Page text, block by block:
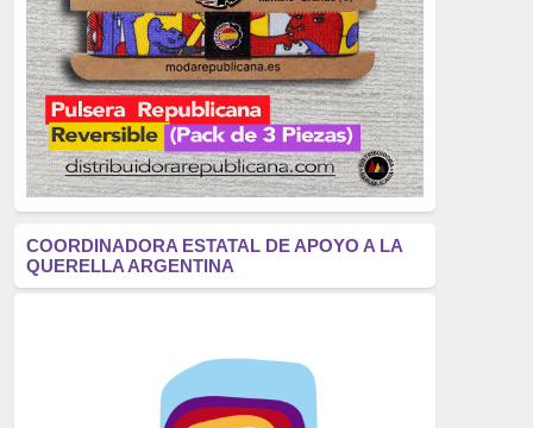
Cultura
(2163)
Guerra
(1674)
genocidio
(1234)
mujer
(1070)
Eventos
(914)
Crímenes del franquismo
(721)
COORDINADORA ESTATAL DE APOYO A LA
QUERELLA ARGENTINA